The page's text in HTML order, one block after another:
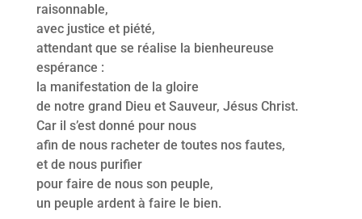
raisonnable,
avec justice et piété,
attendant que se réalise la bienheureuse
espérance :
la manifestation de la gloire
de notre grand Dieu et Sauveur, Jésus Christ.
Car il s’est donné pour nous
afin de nous racheter de toutes nos fautes,
et de nous purifier
pour faire de nous son peuple,
un peuple ardent à faire le bien.